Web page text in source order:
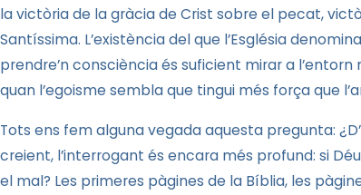
la victòria de la gràcia de Crist sobre el pecat,
Santíssima. L’existència del que l’Església
prendre’n consciència és suficient mirar a
quan l’egoisme sembla que tingui més força que
Tots ens fem alguna vegada aquesta pregunta:
creient, l’interrogant és encara més profund: si
el mal? Les primeres pàgines de la Bíblia, les